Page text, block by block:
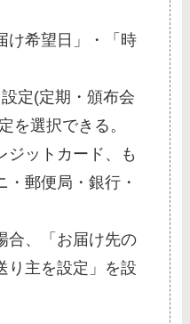
け希望日」・「時
定(定期・頒布会
を選択できる。
ジットカード、も
・郵便局・銀行・
合、「お届け先の
り主を設定」を設